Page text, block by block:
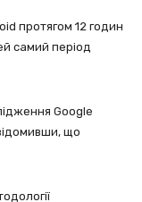
протягом 12 годин
самий період
Google
що